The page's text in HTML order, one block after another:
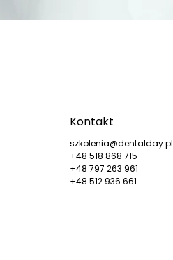
Kontakt
szkolenia@dentalday.pl
+48 518 868 715
+48 797 263 961
+48 512 936 661